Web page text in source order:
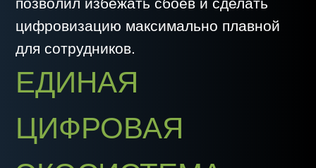
Цифровизация стала для
источником реальной прибыли.
7% - расчетная экономия за сезон
5% - перекрытия;
5% - использование мониторинга;
ЭКОНОМИЧЕСКИЙ